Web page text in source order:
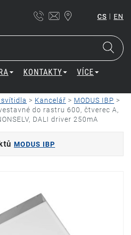
CS | EN
KONTAKTY VÍCE
svítidla > Kancelář > MODUS IBP >
do rastru 600, čtverec A,
DALI driver 250mA
MODUS IBP